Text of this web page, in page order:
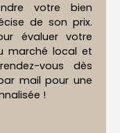
votre bien
de son prix.
évaluer votre
marché local et
vous dès
mail pour une
!